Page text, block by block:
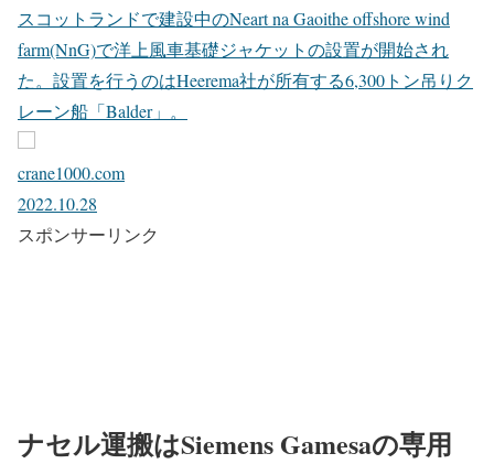
スコットランドで建設中のNeart na Gaoithe offshore wind
farm(NnG)で洋上風車基礎ジャケットの設置が開始され
た。設置を行うのはHeerema社が所有する6,300トン吊りク
レーン船「Balder」。
crane1000.com
2022.10.28
スポンサーリンク
ナセル運搬はSiemens Gamesaの専用